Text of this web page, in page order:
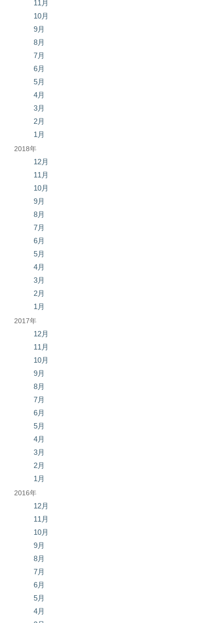
11月
10月
9月
8月
7月
6月
5月
4月
3月
2月
1月
2018年
12月
11月
10月
9月
8月
7月
6月
5月
4月
3月
2月
1月
2017年
12月
11月
10月
9月
8月
7月
6月
5月
4月
3月
2月
1月
2016年
12月
11月
10月
9月
8月
7月
6月
5月
4月